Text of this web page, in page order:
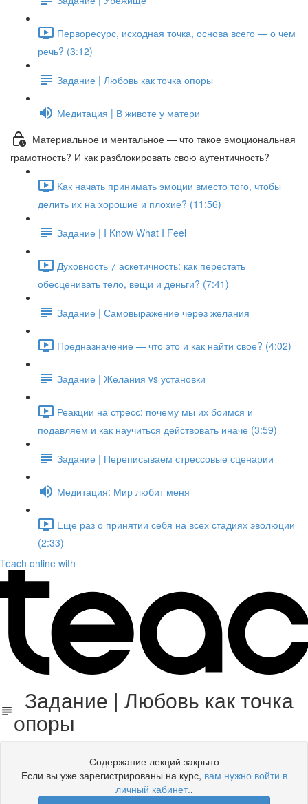
Перворесурс, исходная точка, основа всего — о чем
речь? (3:12)
Задание | Любовь как точка опоры
Медитация | В животе у матери
Материальное и ментальное — что такое эмоциональная
грамотность? И как разблокировать свою аутентичность?
Как начать принимать эмоции вместо того, чтобы
делить их на хорошие и плохие? (11:56)
Задание | I Know What I Feel
Духовность ≠ аскетичность: как перестать
обесценивать тело, вещи и деньги? (7:41)
Задание | Самовыражение через желания
Предназначение — что это и как найти свое? (4:02)
Задание | Желания vs установки
Реакции на стресс: почему мы их боимся и
подавляем и как научиться действовать иначе (3:59)
Задание | Переписываем стрессовые сценарии
Медитация: Мир любит меня
Еще раз о принятии себя на всех стадиях эволюции
(2:33)
Teach online with
Задание | Любовь как точка
опоры
Содержание лекций закрыто
Если вы уже зарегистрированы на курс, вам нужно войти в
личный кабинет..